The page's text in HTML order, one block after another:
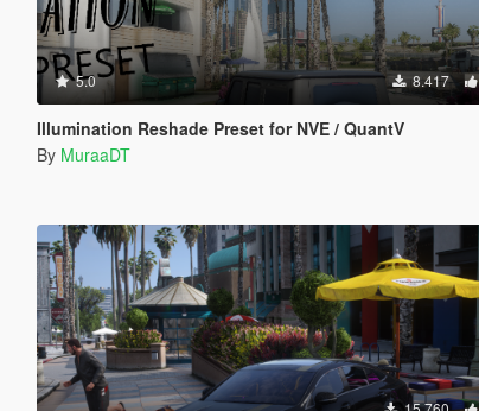
5.0 8.417
Illumination Reshade Preset for NVE / QuantV
By MuraaDT